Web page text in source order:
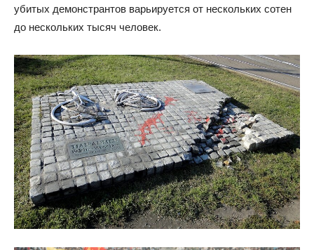
убитых демонстрантов варьируется от нескольких сотен
до нескольких тысяч человек.